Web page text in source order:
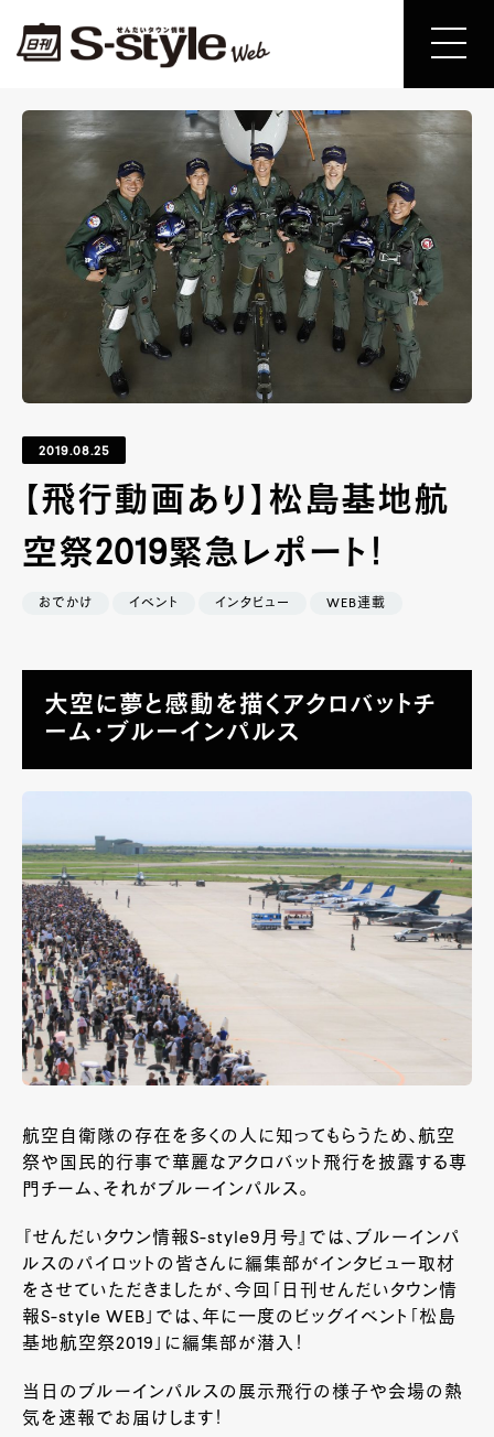
2019.08.25
【飛行動画あり】松島基地航
空祭2019緊急レポート！
おでかけ イベント インタビュー WEB連載
大空に夢と感動を描くアクロバットチ
ーム・ブルーインパルス
航空自衛隊の存在を多くの人に知ってもらうため、航空
祭や国民的行事で華麗なアクロバット飛行を披露する専
門チーム、それがブルーインパルス。
『せんだいタウン情報S-style9月号』では、ブルーインパ
ルスのパイロットの皆さんに編集部がインタビュー取材
をさせていただきましたが、今回「日刊せんだいタウン情
報S-style WEB」では、年に一度のビッグイベント「松島
基地航空祭2019」に編集部が潜入！
当日のブルーインパルスの展示飛行の様子や会場の熱
気を速報でお届けします！